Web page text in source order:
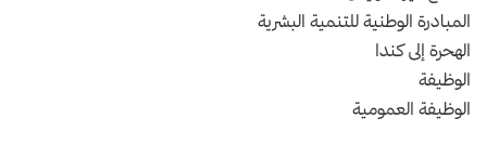
المبادرة الوطنية للتنمية البشرية
الهحرة إلى كندا
الوظيفة
الوظيفة العمومية